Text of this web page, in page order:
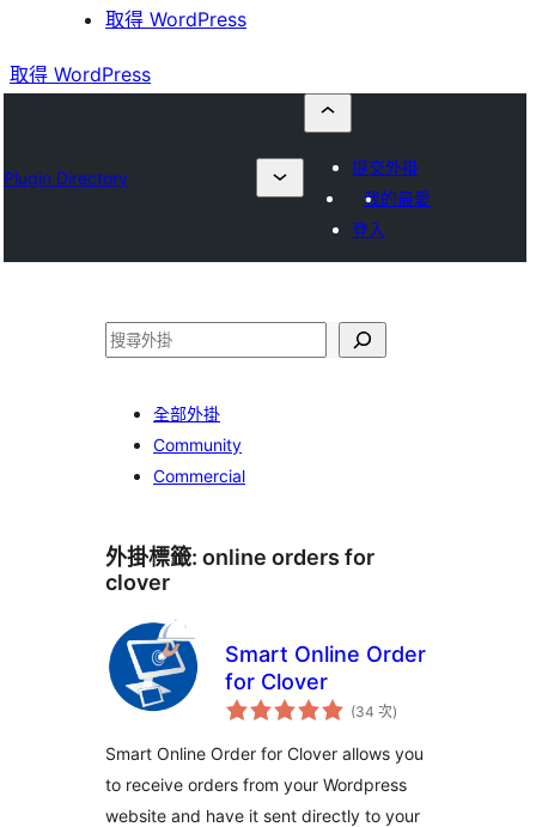
取得 WordPress
取得 WordPress
Plugin Directory
提交外掛
我的最愛
登入
搜
全部外掛
Community
Commercial
外掛標籤: online orders for
clover
Smart Online Order
for Clover
(34 次評
分
數
)
Smart Online Order for Clover allows you
to receive orders from your Wordpress
website and have it sent directly to your